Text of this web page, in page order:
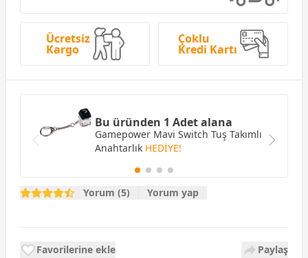
Ücretsiz
Kargo
Çoklu
Kredi Kartı
Bu üründen 1 Adet alana
Gamepower Mavi Switch Tuş Takımlı
Anahtarlık HEDİYE!
Yorum (5) Yorum yap
Favorilerine ekle Paylaş